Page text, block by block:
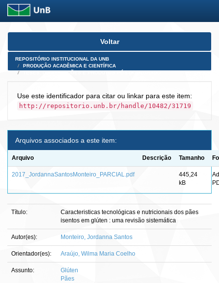
Skip
Voltar
REPOSITÓRIO INSTITUCIONAL DA UNB
PRODUÇÃO ACADÊMICA E CIENTÍFICA
Use este identificador para citar ou linkar para este item:
http://repositorio.unb.br/handle/10482/31719
Arquivos associados a este item:
Arquivo Descrição Tamanho
2017_JordannaSantosMonteiro_PARCIAL.pdf
445,24
kB
Título:
Caracteristicas tecnológicas e nutricionais dos pães
isentos em glúten : uma revisão sistemática
Autor(es): Monteiro, Jordanna Santos
Orientador(es): Araújo, Wilma Maria Coelho
Assunto:
Glúten
Pães